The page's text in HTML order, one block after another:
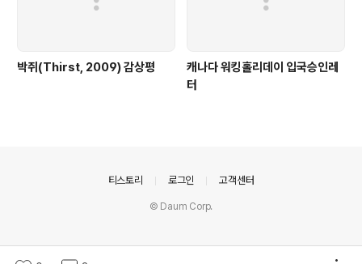
박쥐(Thirst, 2009) 감상평
캐나다 워킹홀리데이 입국승인레
터
티스토리 로그인 고객센터
© Daum Corp.